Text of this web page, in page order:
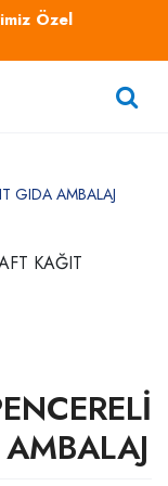
Özel
GIDA AMBALAJ